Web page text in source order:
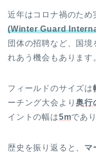
近年はコロナ禍のため
(Winter Guard
団体の招聘など、国
れあう機会もあります
フィールドのサイズは
ーチング大会より奥行
イントの幅は5mであ
歴史を振り返ると、 マ